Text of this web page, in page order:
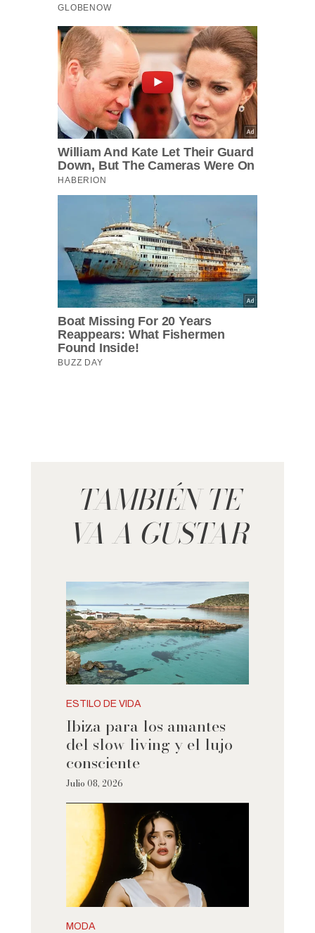
TAMBIÉN TE
VA A GUSTAR
ESTILO DE VIDA
Ibiza para los amantes
del slow living y el lujo
consciente
Julio 08, 2026
MODA